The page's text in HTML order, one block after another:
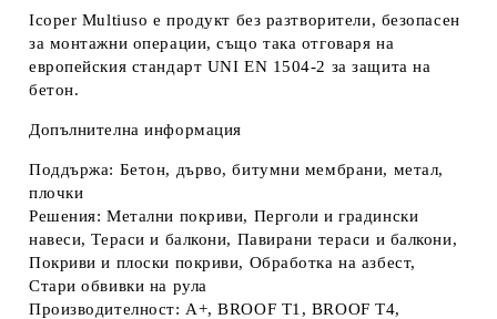
Icoper Multiuso е продукт без разтворители, безопасен
за монтажни операции, също така отговаря на
европейския стандарт UNI EN 1504-2 за защита на
бетон.
Допълнителна информация
Поддържа: Бетон, дърво, битумни мембрани, метал,
плочки
Решения: Метални покриви, Перголи и градински
навеси, Тераси и балкони, Павирани тераси и балкони,
Покриви и плоски покриви, Обработка на азбест,
Стари обвивки на рула
Производителност: A+, BROOF T1, BROOF T4,